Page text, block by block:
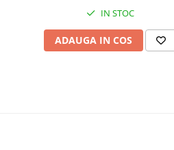
IN STOC
ADAUGA IN COS